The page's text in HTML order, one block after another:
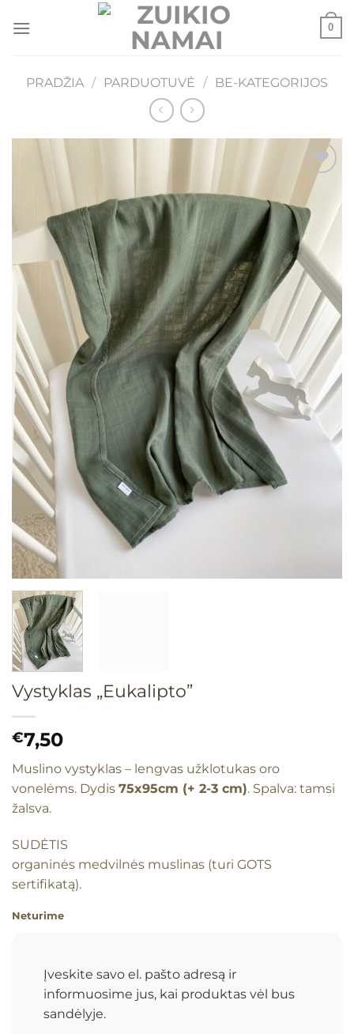
0
PRADŽIA / PARDUOTUVĖ / BE-KATEGORIJOS
Mėgstamiausias
Vystyklas „Eukalipto”
€7,50
Muslino vystyklas – lengvas užklotukas oro
vonelėms. Dydis 75x95cm (+ 2-3 cm). Spalva: tamsi
žalsva.
SUDĖTIS
organinės medvilnės muslinas (turi GOTS
sertifikatą).
Neturime
Įveskite savo el. pašto adresą ir
informuosime jus, kai produktas vėl bus
sandėlyje.